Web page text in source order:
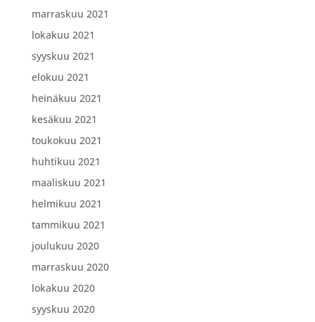
marraskuu 2021
lokakuu 2021
syyskuu 2021
elokuu 2021
heinäkuu 2021
kesäkuu 2021
toukokuu 2021
huhtikuu 2021
maaliskuu 2021
helmikuu 2021
tammikuu 2021
joulukuu 2020
marraskuu 2020
lokakuu 2020
syyskuu 2020